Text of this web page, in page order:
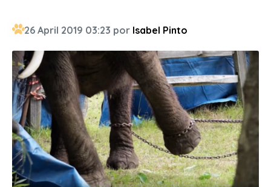
26 April 2019 03:23 por Isabel Pinto